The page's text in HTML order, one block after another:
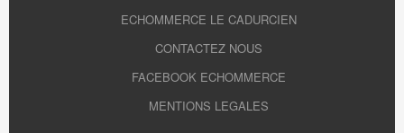
ECHOMMERCE LE CADURCIEN
CONTACTEZ NOUS
FACEBOOK ECHOMMERCE
MENTIONS LEGALES